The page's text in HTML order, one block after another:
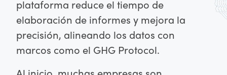
plataforma reduce el tiempo de
elaboración de informes y mejora la
precisión, alineando los datos con
marcos como el GHG Protocol.